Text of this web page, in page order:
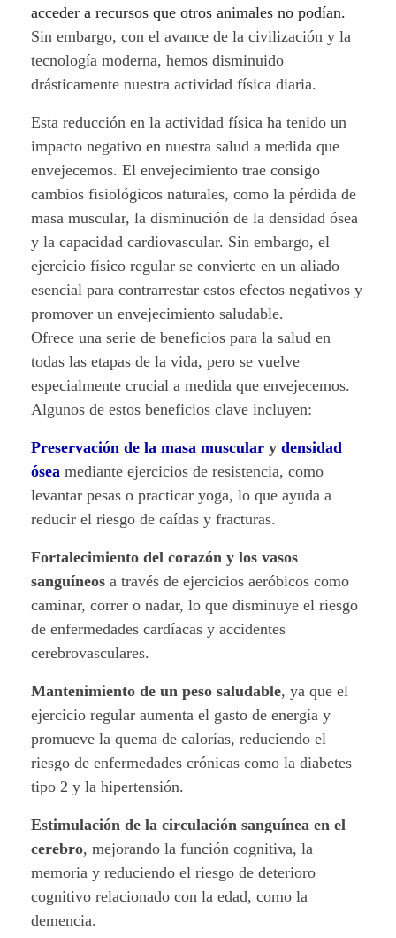
p
o
r
n
u
e
s
t
r
a
e
o
l
c
i
ó
n
.
acceder a recursos que otros animales no podían.
Sin embargo, con el avance de la civilización y la
tecnología moderna, hemos disminuido
drásticamente nuestra actividad física diaria.
Esta reducción en la actividad física ha tenido un
impacto negativo en nuestra salud a medida que
envejecemos. El envejecimiento trae consigo
cambios fisiológicos naturales, como la pérdida de
masa muscular, la disminución de la densidad ósea
y la capacidad cardiovascular. Sin embargo, el
ejercicio físico regular se convierte en un aliado
esencial para contrarrestar estos efectos negativos y
promover un envejecimiento saludable.
Ofrece una serie de beneficios para la salud en
todas las etapas de la vida, pero se vuelve
especialmente crucial a medida que envejecemos.
Algunos de estos beneficios clave incluyen:
Preservación de la masa muscular y densidad
ósea mediante ejercicios de resistencia, como
levantar pesas o practicar yoga, lo que ayuda a
reducir el riesgo de caídas y fracturas.
Fortalecimiento del corazón y los vasos
sanguíneos a través de ejercicios aeróbicos como
caminar, correr o nadar, lo que disminuye el riesgo
de enfermedades cardíacas y accidentes
cerebrovasculares.
Mantenimiento de un peso saludable, ya que el
ejercicio regular aumenta el gasto de energía y
promueve la quema de calorías, reduciendo el
riesgo de enfermedades crónicas como la diabetes
tipo 2 y la hipertensión.
Estimulación de la circulación sanguínea en el
cerebro, mejorando la función cognitiva, la
memoria y reduciendo el riesgo de deterioro
cognitivo relacionado con la edad, como la
demencia.